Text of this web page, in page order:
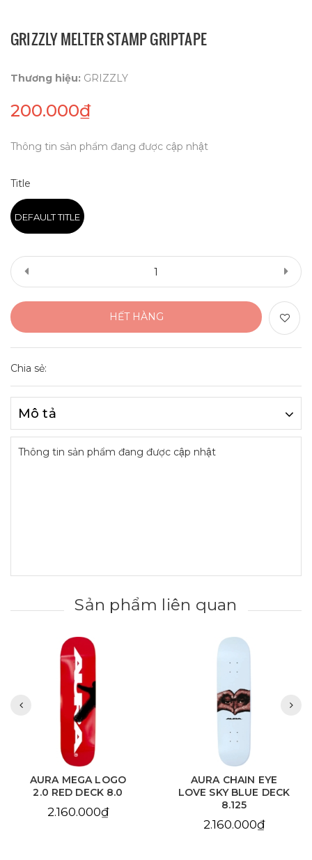
GRIZZLY MELTER STAMP GRIPTAPE
Thương hiệu: GRIZZLY
200.000₫
Thông tin sản phẩm đang được cập nhật
Title
DEFAULT TITLE
HẾT HÀNG
Chia sẻ:
Mô tả
Thông tin sản phẩm đang được cập nhật
Sản phẩm liên quan
AURA MEGA LOGO
2.0 RED DECK 8.0
2.160.000₫
AURA CHAIN EYE
LOVE SKY BLUE DECK
8.125
2.160.000₫